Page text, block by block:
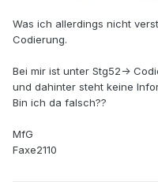
Was ich allerdings nicht
Codierung.
Bei mir ist unter Stg52->
und dahinter steht keine
Bin ich da falsch??
MfG
Faxe2110